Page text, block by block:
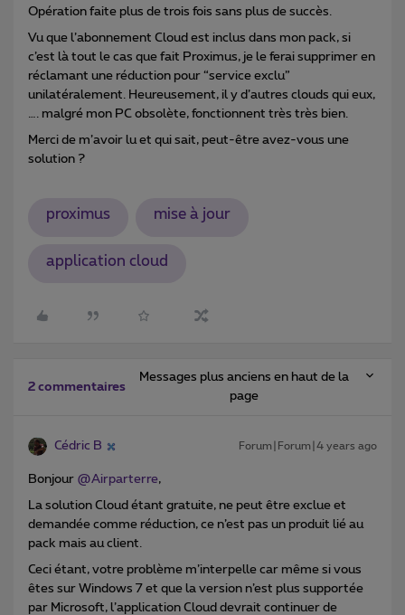
Opération faite plus de trois fois sans plus de succès.
Vu que l’abonnement Cloud est inclus dans mon pack, si
c’est là tout le cas que fait Proximus, je le ferai supprimer en
réclamant une réduction pour “service exclu”
unilatéralement. Heureusement, il y d’autres clouds qui eux,
…. malgré mon PC obsolète, fonctionnent très très bien.
Merci de m’avoir lu et qui sait, peut-être avez-vous une
solution ?
proximus mise à jour
application cloud
2 commentaires
Messages plus anciens en haut de la
page
Cédric B Forum|Forum|4 years ago
Bonjour @Airparterre,
La solution Cloud étant gratuite, ne peut être exclue et
demandée comme réduction, ce n’est pas un produit lié au
pack mais au client.
Ceci étant, votre problème m’interpelle car même si vous
êtes sur Windows 7 et que la version n’est plus supportée
par Microsoft, l’application Cloud devrait continuer de